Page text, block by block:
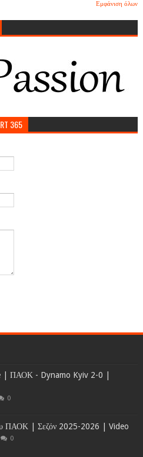
Εμφάνιση όλων
365
| ΠΑΟΚ - Dynamo Kyiv 2-0 |
0
ΠΑΟΚ | Σεζόν 2025-2026 | Video
0